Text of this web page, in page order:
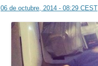
06 de octubre, 2014 - 08:29 CEST